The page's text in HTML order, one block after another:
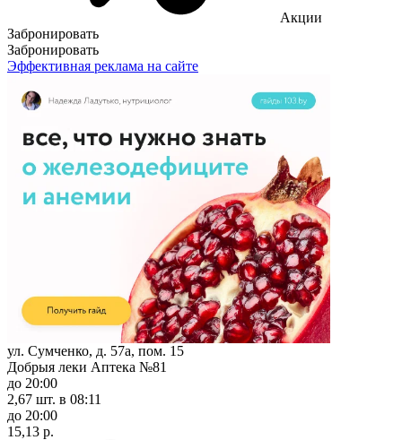
Акции
Забронировать
Забронировать
Эффективная реклама на сайте
ул. Сумченко, д. 57а, пом. 15
Добрыя леки Аптека №81
до 20:00
2,67 шт. в 08:11
до 20:00
15,13 р.